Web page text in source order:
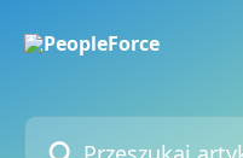
Przeszukaj artykuły...